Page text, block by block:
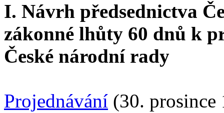
I. Návrh předsednictva
zákonné lhůty 60 dnů k
České národní rady
Projednávání (30. prosince